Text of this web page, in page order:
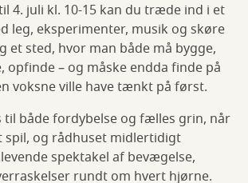
4. juli kl. 10-15 kan du træde ind i et
leg, eksperimenter, musik og skøre
et sted, hvor man både må bygge,
opfinde – og måske endda finde på
voksne ville have tænkt på først.
til både fordybelse og fælles grin, når
og rådhuset midlertidigt
spektakel af bevægelse,
rundt om hvert hjørne.